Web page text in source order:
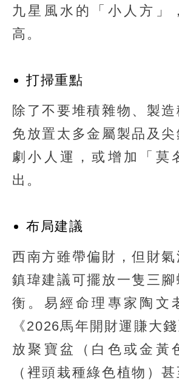
九星風水的「小人方」
高。
打掃重點
除了不要堆積雜物、製
免放置太多金屬製品及
劇小人運，或增加「莫
出。
布局建議
西南方雖帶偏財，但財
鎮瑋建議可擺放一隻三
衡。易經命理專家陶文
《2026馬年開財運賺大
放聚寶盆（白色或金黃
（裡頭栽種綠色植物）